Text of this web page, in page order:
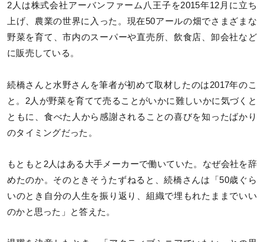
2人は株式会社アーバンファーム八王子を2015年12月に立ち
上げ、農業の世界に入った。現在50アールの畑でさまざまな
野菜を育て、市内のスーパーや直売所、飲食店、卸会社など
に販売している。
続橋さんと水野さんを筆者が初めて取材したのは2017年のこ
と。2人が野菜を育てて売ることがいかに難しいかに気づくと
ともに、食べた人から感謝されることの喜びを知ったばかり
のタイミングだった。
もともと2人はある大手メーカーで働いていた。なぜ会社を辞
めたのか。そのときそうたずねると、続橋さんは「50歳ぐら
いのとき自分の人生を振り返り、組織で埋もれたままでいい
のかと思った」と答えた。